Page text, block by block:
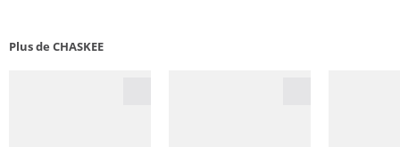
Plus de CHASKEE